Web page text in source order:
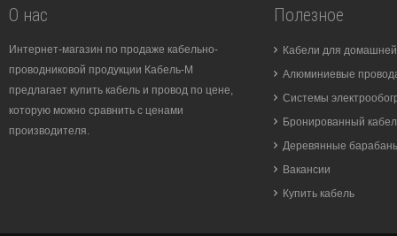
О нас
Интернет-магазин по продаже кабельно-
проводниковой продукции Кабель-М
предлагает купить кабель и провод по цене,
которую можно сравнить с ценами
производителя.
Полезное
Кабели для
Алюминиевые
Системы
Бронированный
Деревянные
Вакансии
Купить кабель